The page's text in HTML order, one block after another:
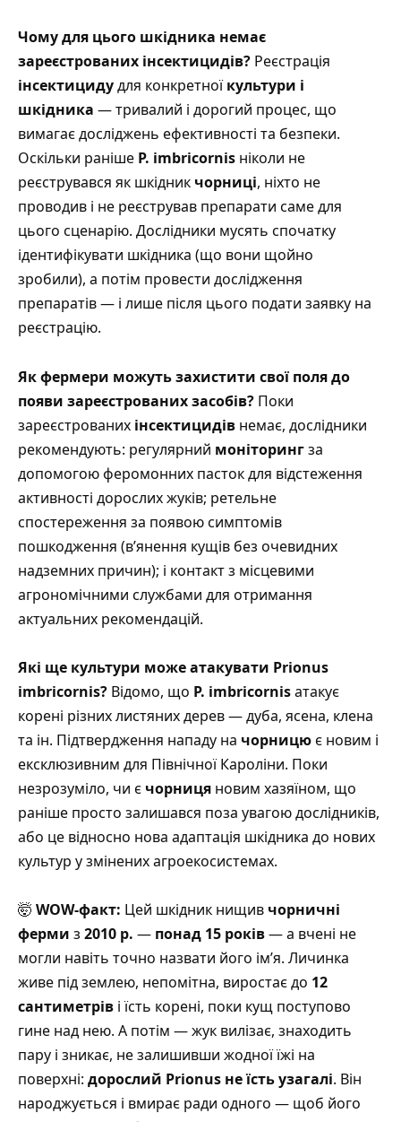
Чому для цього шкідника немає
зареєстрованих інсектицидів? Реєстрація
інсектицидудля конкретноїкультури і
шкідника — тривалий і дорогий процес, що
вимагає досліджень ефективності та безпеки.
Оскільки раніше P. imbricornis ніколи не
реєструвався як шкідник чорниці, ніхто не
проводив і не реєстрував препарати саме для
цього сценарію. Дослідники мусять спочатку
ідентифікувати шкідника (що вони щойно
зробили), а потім провести дослідження
препаратів — і лише після цього подати заявку на
реєстрацію.
Як фермери можуть захистити свої поля до
появи зареєстрованих засобів? Поки
зареєстрованих інсектицидів немає, дослідники
рекомендують: регулярний моніторингза
допомогою феромонних пасток для відстеження
активності дорослих жуків; ретельне
спостереження за появою симптомів
пошкодження (в’янення кущів без очевидних
надземних причин); і контакт з місцевими
агрономічними службами для отримання
актуальних рекомендацій.
Які ще культури може атакувати Prionus
imbricornis? Відомо, що P. imbricornisатакує
корені різних листяних дерев — дуба, ясена, клена
та ін. Підтвердження нападу на чорницює новим і
ексклюзивним для Північної Кароліни. Поки
незрозуміло, чи є чорниця новим хазяїном, що
раніше просто залишався поза увагою дослідників,
або це відносно нова адаптація шкідника до нових
культур у змінених агроекосистемах.
🤯 WOW-факт: Цей шкідник нищив чорничні
ферми з 2010 р. — понад 15 років— а вчені не
могли навіть точно назвати його ім’я. Личинка
живе під землею, непомітна, виростає до 12
сантиметрів і їсть корені, поки кущ поступово
гине над нею. А потім — жук вилізає, знаходить
пару і зникає, не залишивши жодної їжі на
поверхні: дорослий Prionus не їсть узагалі. Він
народжується і вмирає ради одного — щоб його